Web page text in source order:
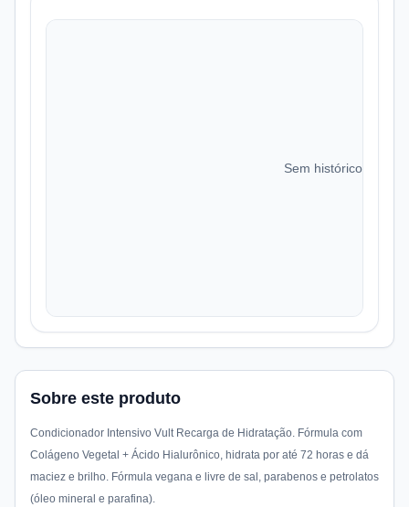
Sem histórico de
Sobre este produto
Condicionador Intensivo Vult Recarga de Hidratação. Fórmula com
Colágeno Vegetal + Ácido Hialurônico, hidrata por até 72 horas e dá
maciez e brilho. Fórmula vegana e livre de sal, parabenos e petrolatos
(óleo mineral e parafina).